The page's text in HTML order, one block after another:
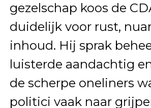
gezelschap koos de
duidelijk voor rust,
inhoud. Hij sprak
luisterde aandachtig
de scherpe oneliners
politici vaak naar